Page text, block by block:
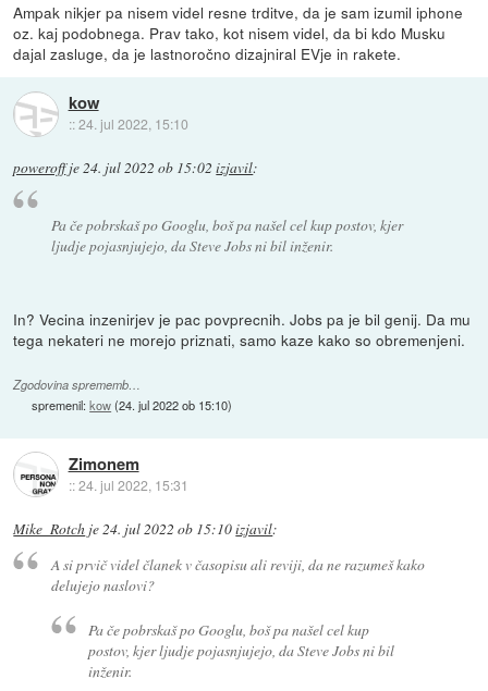
Ampak nikjer pa nisem videl resne trditve, da je sam izumil iphone
oz. kaj podobnega. Prav tako, kot nisem videl, da bi kdo Musku
dajal zasluge, da je lastnoročno dizajniral EVje in rakete.
kow
::24. jul 2022, 15:10
poweroffje24. jul 2022 ob 15:02 izjavil:
Pa če pobrskaš po Googlu, boš pa našel cel kup postov, kjer
ljudje pojasnjujejo, da Steve Jobs ni bil inženir.
In? Vecina inzenirjev je pac povprecnih. Jobs pa je bil genij. Da mu
tega nekateri ne morejo priznati, samo kaze kako so obremenjeni.
Zgodovina sprememb…
spremenil:kow(24. jul 2022 ob 15:10)
Zimonem
::24. jul 2022, 15:31
Mike_Rotch je24. jul 2022 ob 15:10izjavil:
A si prvič videl članek v časopisu ali reviji, da ne razumeš kako
delujejo naslovi?
Pa če pobrskaš po Googlu, boš pa našel cel kup
postov, kjer ljudje pojasnjujejo, da Steve Jobs ni bil
inženir.